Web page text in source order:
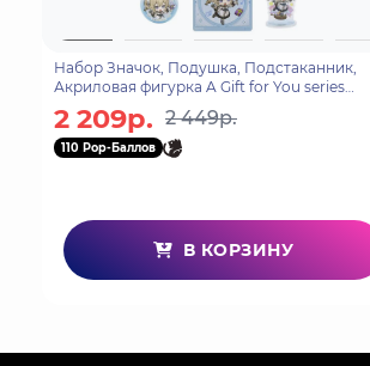
Набор Значок, Подушка, Подстаканник,
Акриловая фигурка A Gift for You series
2 209р. 2 449р.
110 Pop-Баллов
В КОРЗИНУ